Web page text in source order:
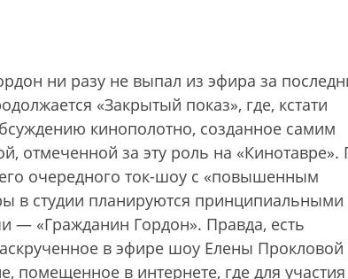
ни разу не выпал из эфира за
«Закрытый показ», где, кстати
кинополотно, созданное самим
отмеченной за эту роль на «Кинотавре».
очередного ток-шоу с «повышенным
в студии планируются принципиальными
— «Гражданин Гордон». Правда, есть
в эфире шоу Елены Прокловой
в интернете, где для участия